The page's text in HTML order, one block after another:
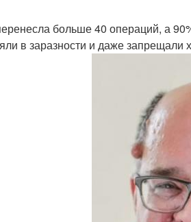
больше 40 операций, а
в заразности и даже запрещали